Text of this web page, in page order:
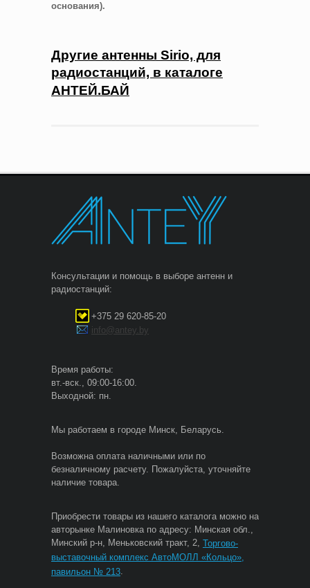
основания).
Другие антенны Sirio, для
радиостанций, в каталоге
АНТЕЙ.БАЙ
Консультации и помощь в выборе антенн и
радиостанций:
+375 29 620-85-20
info@antey.by
Время работы:
вт.-вск., 09:00-16:00.
Выходной: пн.
Мы работаем в городе Минск, Беларусь.
Возможна оплата наличными или по
безналичному расчету. Пожалуйста, уточняйте
наличие товара.
Приобрести товары из нашего каталога можно на
авторынке Малиновка по адресу: Минская обл.,
Минский р-н, Меньковский тракт, 2, Торгово-
выставочный комплекс АвтоМОЛЛ «Кольцо»,
павильон № 213